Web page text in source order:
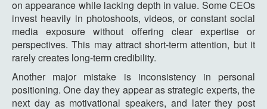
on appearance while lacking depth in value. Some CEOs
invest heavily in photoshoots, videos, or constant social
media exposure without offering clear expertise or
perspectives. This may attract short-term attention, but it
rarely creates long-term credibility.
Another major mistake is inconsistency in personal
positioning. One day they appear as strategic experts, the
next day as motivational speakers, and later they post